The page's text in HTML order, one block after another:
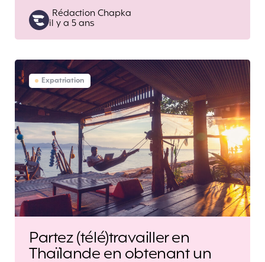
Posted
by
Rédaction Chapka
il y a 5 ans
Expatriation
Partez (télé)travailler en
Thaïlande en obtenant un